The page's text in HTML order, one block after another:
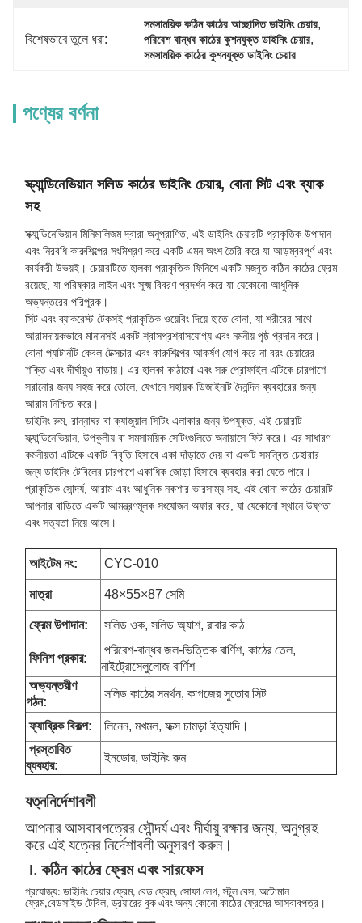
বিশেষভাবে তুলে ধরা:
সমসাময়িক কঠিন কাঠের আচ্ছাদিত ডাইনিং চেয়ার,
পরিবেশ বান্ধব কাঠের কুশনযুক্ত ডাইনিং চেয়ার,
সমসাময়িক কাঠের কুশনযুক্ত ডাইনিং চেয়ার
পণ্যের বর্ণনা
স্ক্যান্ডিনেভিয়ান সলিড কাঠের ডাইনিং চেয়ার, বোনা সিট এবং ব্যাক
সহ
স্ক্যান্ডিনেভিয়ান মিনিমালিজম দ্বারা অনুপ্রাণিত, এই ডাইনিং চেয়ারটি প্রাকৃতিক উপাদান
এবং নিরবধি কারুশিল্পের সংমিশ্রণ করে একটি এমন অংশ তৈরি করে যা আড়ম্বরপূর্ণ এবং
কার্যকরী উভয়ই। চেয়ারটিতে হালকা প্রাকৃতিক ফিনিশে একটি মজবুত কঠিন কাঠের ফ্রেম
রয়েছে, যা পরিষ্কার লাইন এবং সূক্ষ্ম বিবরণ প্রদর্শন করে যা যেকোনো আধুনিক
অভ্যন্তরের পরিপূরক।
সিট এবং ব্যাকরেস্ট টেকসই প্রাকৃতিক ওয়েবিং দিয়ে হাতে বোনা, যা শরীরের সাথে
আরামদায়কভাবে মানানসই একটি শ্বাসপ্রশ্বাসযোগ্য এবং নমনীয় পৃষ্ঠ প্রদান করে।
বোনা প্যাটার্নটি কেবল টেক্সচার এবং কারুশিল্পের আকর্ষণ যোগ করে না বরং চেয়ারের
শক্তি এবং দীর্ঘায়ুও বাড়ায়। এর হালকা কাঠামো এবং সরু প্রোফাইল এটিকে চারপাশে
সরানোর জন্য সহজ করে তোলে, যেখানে সহায়ক ডিজাইনটি দৈনন্দিন ব্যবহারের জন্য
আরাম নিশ্চিত করে।
ডাইনিং রুম, রান্নাঘর বা ক্যাজুয়াল সিটিং এলাকার জন্য উপযুক্ত, এই চেয়ারটি
স্ক্যান্ডিনেভিয়ান, উপকূলীয় বা সমসাময়িক সেটিংগুলিতে অনায়াসে ফিট করে। এর সাধারণ
কমনীয়তা এটিকে একটি বিবৃতি হিসাবে একা দাঁড়াতে দেয় বা একটি সমন্বিত চেহারার
জন্য ডাইনিং টেবিলের চারপাশে একাধিক জোড়া হিসাবে ব্যবহার করা যেতে পারে।
প্রাকৃতিক সৌন্দর্য, আরাম এবং আধুনিক নকশার ভারসাম্য সহ, এই বোনা কাঠের চেয়ারটি
আপনার বাড়িতে একটি আমন্ত্রণমূলক সংযোজন অফার করে, যা যেকোনো স্থানে উষ্ণতা
এবং সত্যতা নিয়ে আসে।
আইটেম নং: CYC-010
মাত্রা 48×55×87 সেমি
ফ্রেম উপাদান: সলিড ওক, সলিড অ্যাশ, রাবার কাঠ
ফিনিশ প্রকার:
পরিবেশ-বান্ধব জল-ভিত্তিক বার্ণিশ, কাঠের তেল,
নাইট্রোসেলুলোজ বার্ণিশ
অভ্যন্তরীণ
গঠন:
সলিড কাঠের সমর্থন, কাগজের সুতোর সিট
ফ্যাব্রিক বিকল্প:
লিনেন, মখমল, ফক্স চামড়া ইত্যাদি।
প্রস্তাবিত
ব্যবহার:
ইনডোর, ডাইনিং রুম
যত্ননির্দেশাবলী
আপনার আসবাবপত্রের সৌন্দর্য এবং দীর্ঘায়ু রক্ষার জন্য, অনুগ্রহ
করে এই যত্নের নির্দেশাবলী অনুসরণ করুন।
I. কঠিন কাঠের ফ্রেম এবং সারফেস
প্রযোজ্য: ডাইনিং চেয়ার ফ্রেম, বেড ফ্রেম, সোফা লেগ, স্টুল বেস, অটোমান
ফ্রেম,বেডসাইড টেবিল, ড্রয়ারের বুক এবং অন্য কোনো কাঠের ফ্রেমের আসবাবপত্র।